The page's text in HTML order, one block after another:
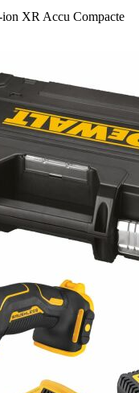
XR Accu Compacte